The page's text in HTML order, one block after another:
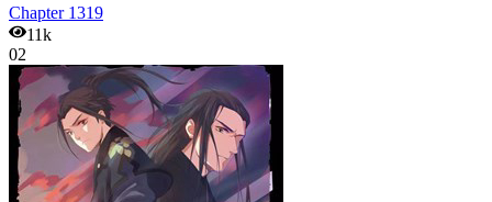
Chapter 1319
11k
02